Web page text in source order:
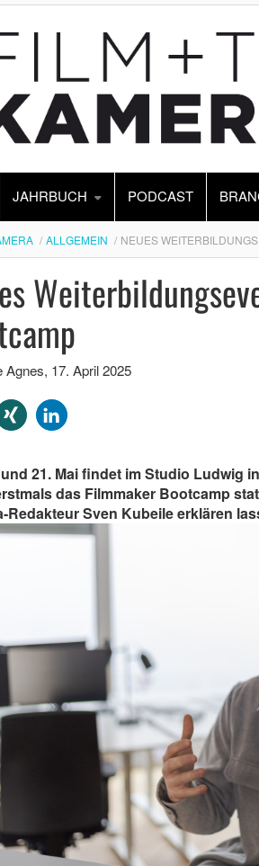
JAHRBUCH PODCAST
ALLGEMEIN NEUES
Agnes, 17. April 2025
21. Mai findet im Studio Ludwig
das Filmmaker Bootcamp
Redakteur Sven Kubeile erklären